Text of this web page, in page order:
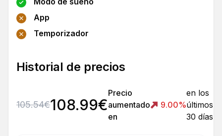
App
Temporizador
Historial de precios
105.54€108.99€
Precio
aumentado
en
9.00%
en los
últimos
30 días